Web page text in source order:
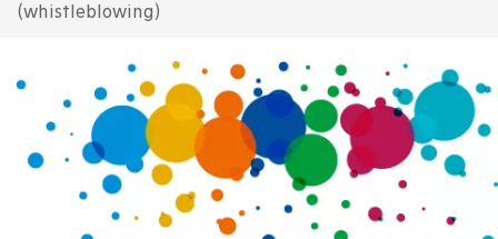
navigace
(whistleblowing)